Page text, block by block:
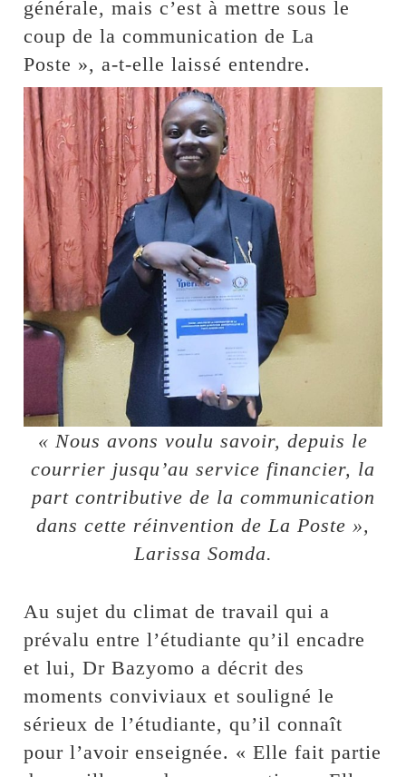
générale, mais c’est à mettre sous le
coup de la communication de La
Poste », a-t-elle laissé entendre.
« Nous avons voulu savoir, depuis le
courrier jusqu’au service financier, la
part contributive de la communication
dans cette réinvention de La Poste »,
Larissa Somda.
Au sujet du climat de travail qui a
prévalu entre l’étudiante qu’il encadre
et lui, Dr Bazyomo a décrit des
moments conviviaux et souligné le
sérieux de l’étudiante, qu’il connaît
pour l’avoir enseignée. « Elle fait partie